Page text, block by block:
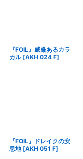
『FOIL』威厳あるカラ
カル [AKH 024 F]
『FOIL』ドレイクの安
息地 [AKH 051 F]